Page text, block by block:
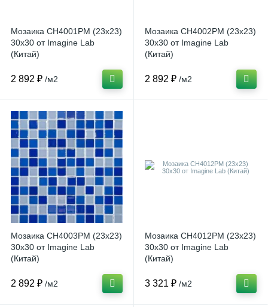
Мозаика CH4001РМ (23x23)
30x30 от Imagine Lab
(Китай)
2 892 ₽ /м2
Мозаика CH4002РМ (23x23)
30x30 от Imagine Lab
(Китай)
2 892 ₽ /м2
Мозаика CH4003РМ (23x23)
30x30 от Imagine Lab
(Китай)
2 892 ₽ /м2
Мозаика CH4012PM (23x23)
30x30 от Imagine Lab
(Китай)
3 321 ₽ /м2